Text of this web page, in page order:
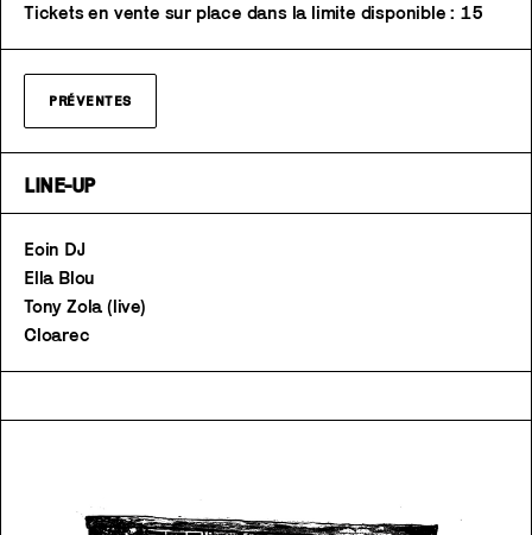
Tickets en vente sur place dans la limite disponible : 15
PRÉVENTES
LINE-UP
Eoin DJ
Ella Blou
Tony Zola (live)
Cloarec